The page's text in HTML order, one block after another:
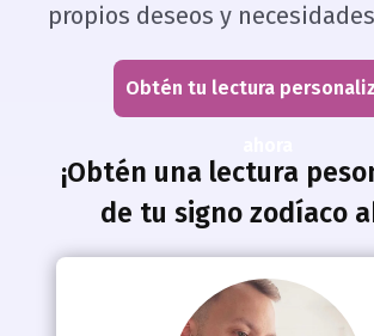
propios deseos y
Obtén tu lectura
¡Obtén una lectura
de tu signo zodíaco